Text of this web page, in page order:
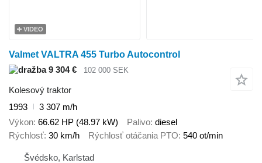
VIDEO
Valmet VALTRA 455 Turbo Autocontrol
9 304 €
102 000 SEK
Kolesový traktor
1993
3 307 m/h
Výkon 66.62 HP (48.97 kW) Palivo diesel
Rýchlosť 30 km/h Rýchlosť otáčania PTO 540 ot/min
Švédsko, Karlstad